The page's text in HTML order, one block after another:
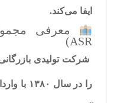
ایفا می‌کند.
معرفی
ASR)
شرکت تولیدی
را در سال ۱۳۸۰ با